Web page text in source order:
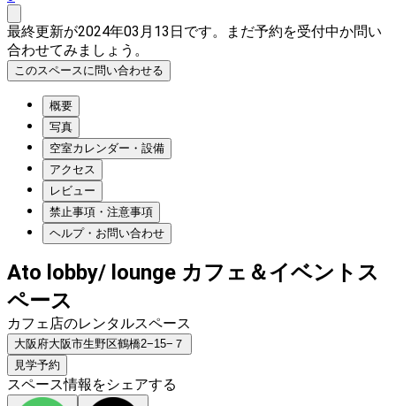
最終更新が2024年03月13日です。まだ予約を受付中か問い
合わせてみましょう。
このスペースに問い合わせる
概要
写真
空室カレンダー・設備
アクセス
レビュー
禁止事項・注意事項
ヘルプ・お問い合わせ
Ato lobby/ lounge カフェ＆イベントス
ペース
カフェ店のレンタルスペース
大阪府大阪市生野区鶴橋2−15−７
見学予約
スペース情報をシェアする